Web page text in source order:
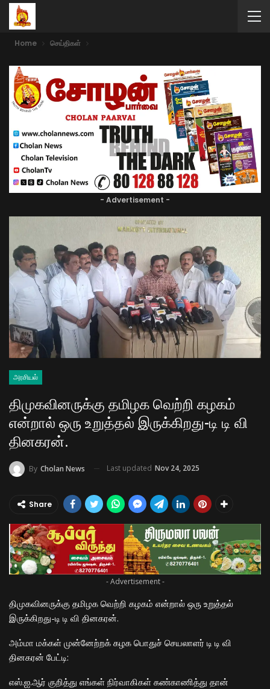
Home செய்திகள்
- Advertisement -
அரசியல்
திமுகவினருக்கு தமிழக வெற்றி கழகம்
என்றால் ஒரு உறுத்தல் இருக்கிறது-டி டி வி
தினகரன்.
By Cholan News Last updated Nov 24, 2025
Share
- Advertisement -
திமுகவினருக்கு தமிழக வெற்றி கழகம் என்றால் ஒரு உறுத்தல்
இருக்கிறது-டி டி வி தினகரன்.
அம்மா மக்கள் முன்னேற்றக் கழக பொதுச் செயலாளர் டி டி வி
தினகரன் பேட்டி:
எஸ்.ஐ.ஆர் குறித்து எங்கள் நிர்வாகிகள் கண்காணித்து தான்